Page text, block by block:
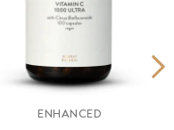
ENHANCED